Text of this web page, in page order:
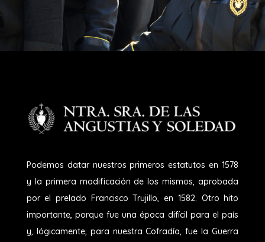
Podemos datar nuestros primeros estatutos en 1578
y la primera modificación de los mismos, aprobada
por el prelado Francisco Trujillo, en 1582. Otro hito
importante, porque fue una época difícil para el país
y, lógicamente, para nuestra Cofradía, fue la Guerra